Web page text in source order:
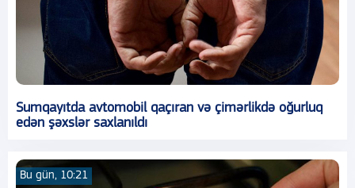
Sumqayıtda avtomobil qaçıran və çimərlikdə oğurluq
edən şəxslər saxlanıldı
Bu gün, 10:21